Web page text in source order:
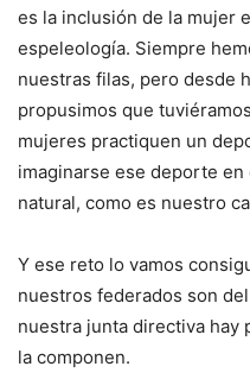
es la inclusión de la mujer
espeleología. Siempre
nuestras filas, pero desde
propusimos que
mujeres practiquen un
imaginarse ese deporte
natural, como es nuestro
Y ese reto lo vamos
nuestros federados son
nuestra junta directiva hay
la componen.